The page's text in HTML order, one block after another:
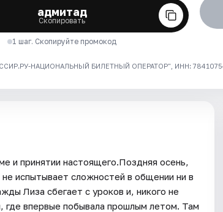
адмитад
Скопировать
1 шаг. Скопируйте промокод
НАЦИОНАЛЬНЫЙ БИЛЕТНЫЙ ОПЕРАТОР", ИНН:
и принятии настоящего.Поздняя осень,
испытывает сложностей в общении ни в
Лиза сбегает с уроков и, никого не
где впервые побывала прошлым летом. Там